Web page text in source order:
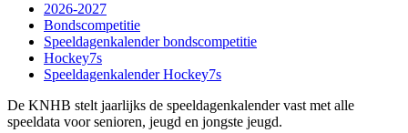
2026-2027
Bondscompetitie
Speeldagenkalender bondscompetitie
Hockey7s
Speeldagenkalender Hockey7s
De KNHB stelt jaarlijks de speeldagenkalender vast met alle
speeldata voor senioren, jeugd en jongste jeugd.